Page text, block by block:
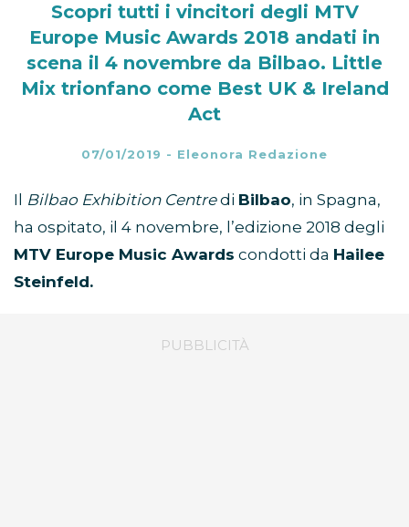
Scopri tutti i vincitori degli MTV
Europe Music Awards 2018 andati in
scena il 4 novembre da Bilbao. Little
Mix trionfano come Best UK & Ireland
Act
07/01/2019 - Eleonora Redazione
Il Bilbao Exhibition Centredi Bilbao, in Spagna,
ha ospitato, il 4 novembre, l’edizione 2018 degli
MTV Europe Music Awards condotti da Hailee
Steinfeld.